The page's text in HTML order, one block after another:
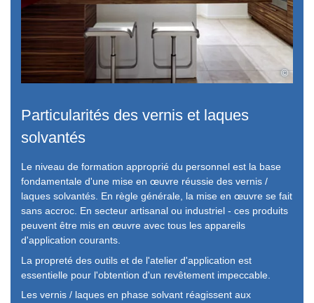
©
Particularités des vernis et laques
solvantés
Le niveau de formation approprié du personnel est la base
fondamentale d'une mise en œuvre réussie des vernis /
laques solvantés. En règle générale, la mise en œuvre se fait
sans accroc. En secteur artisanal ou industriel - ces produits
peuvent être mis en œuvre avec tous les appareils
d'application courants.
La propreté des outils et de l'atelier d'application est
essentielle pour l'obtention d'un revêtement impeccable.
Les vernis / laques en phase solvant réagissent aux